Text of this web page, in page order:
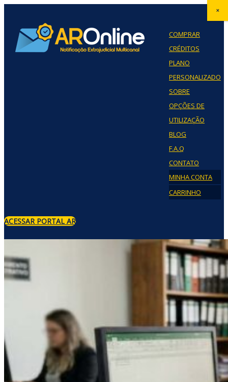
COMPRAR
CRÉDITOS
PLANO
PERSONALIZADO
SOBRE
OPÇÕES DE
UTILIZAÇÃO
BLOG
F.A.Q
CONTATO
MINHA CONTA
CARRINHO
ACESSAR PORTAL AR
×